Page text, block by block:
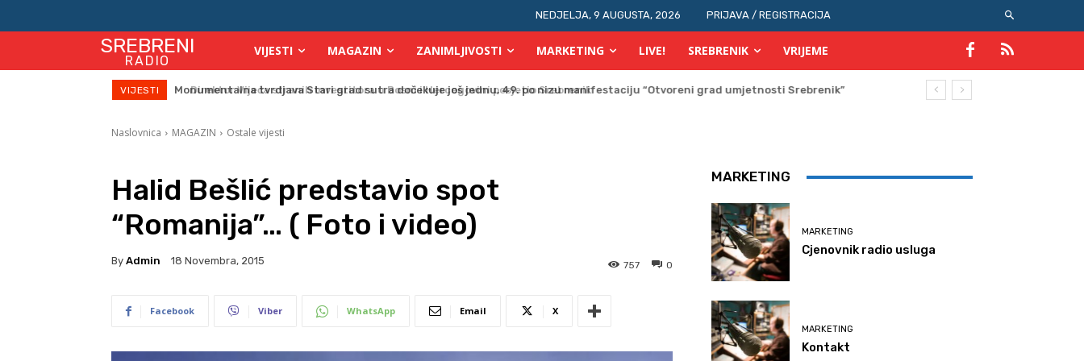
NEDJELJA, 9 AUGUSTA, 2026 PRIJAVA / REGISTRACIJA
SREBRENI
RADIO
VIJESTI MAGAZIN ZANIMLJIVOSTI MARKETING LIVE! SREBRENIK VRIJEME
VIJESTI Direktor Vijeća stranih investitora u Bosni i Hercegovini posjetio Srebrenik
Naslovnica MAGAZIN Ostale vijesti
Halid Bešlić predstavio spot
“Romanija”… ( Foto i video)
By Admin 18 Novembra, 2015 0
757
Facebook Viber WhatsApp Email X
MARKETING
MARKETING
Cjenovnik radio usluga
MARKETING
Kontakt